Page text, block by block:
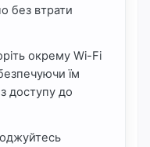
без втрати
окрему Wi-Fi
їм
доступу до